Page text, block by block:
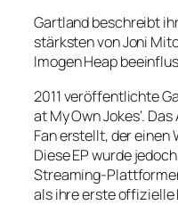
Gartland beschreibt
stärksten von Joni
Imogen Heap
2011 veröffentlichte
at My Own Jokes‘.
Fan erstellt, der einen
Diese EP wurde
Streaming-
als ihre erste offizielle